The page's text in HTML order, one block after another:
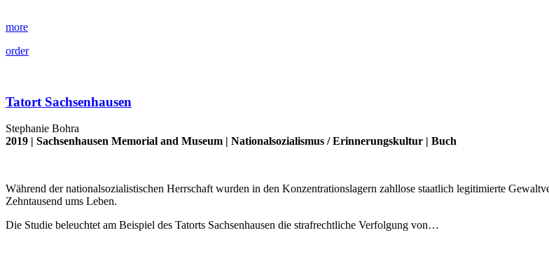
more
order
Tatort Sachsenhausen
Stephanie Bohra
2019 | Sachsenhausen Memorial and Museum | Nationalsozialismus /Erinnerungskultur | Buch
Während der nationalsozialistischen Herrschaft wurden in den Konzentrationslagern zahllose staatlich legitimierte
Zehntausend ums Leben.
Die Studie beleuchtet am Beispiel des Tatorts Sachsenhausen die strafrechtliche Verfolgung von…